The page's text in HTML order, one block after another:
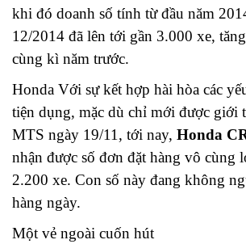
khi đó doanh số tính từ đầu năm
12/2014 đã lên tới gần 3.000 xe,
cùng kì năm trước.
Honda Với sự kết hợp hài hòa các
tiện dụng, mặc dù chỉ mới được giới
MTS ngày 19/11, tới nay, Honda
nhận được số đơn đặt hàng vô cùng
2.200 xe. Con số này đang không
hàng ngày.
Một vẻ ngoài cuốn hút